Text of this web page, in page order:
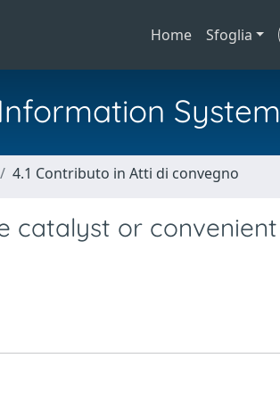
Home Sfoglia
System
4.1 Contributo in Atti di convegno
catalyst or convenient